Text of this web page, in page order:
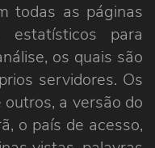
todas as páginas
para
os quais são
servidores. Os
a versão do
o país de acesso,